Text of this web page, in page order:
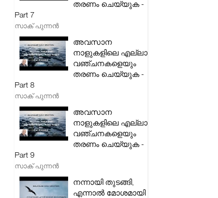
തരണം ചെയ്യുക -
Part 7
സാക് പുന്നൻ
അവസാന
നാളുകളിലെ എല്ലാ
വഞ്ചനകളെയും
തരണം ചെയ്യുക -
Part 8
സാക് പുന്നൻ
അവസാന
നാളുകളിലെ എല്ലാ
വഞ്ചനകളെയും
തരണം ചെയ്യുക -
Part 9
സാക് പുന്നൻ
നന്നായി തുടങ്ങി,
എന്നാൽ മോശമായി